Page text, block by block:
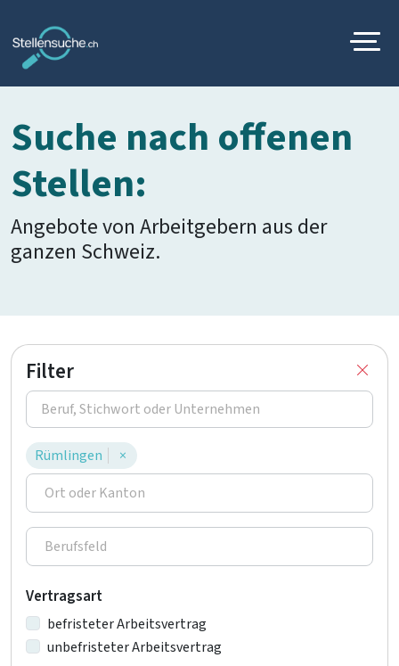
Suche nach offenen
Stellen:
Angebote von Arbeitgebern aus der
ganzen Schweiz.
Filter
Rümlingen ×
Vertragsart
befristeter Arbeitsvertrag
unbefristeter Arbeitsvertrag